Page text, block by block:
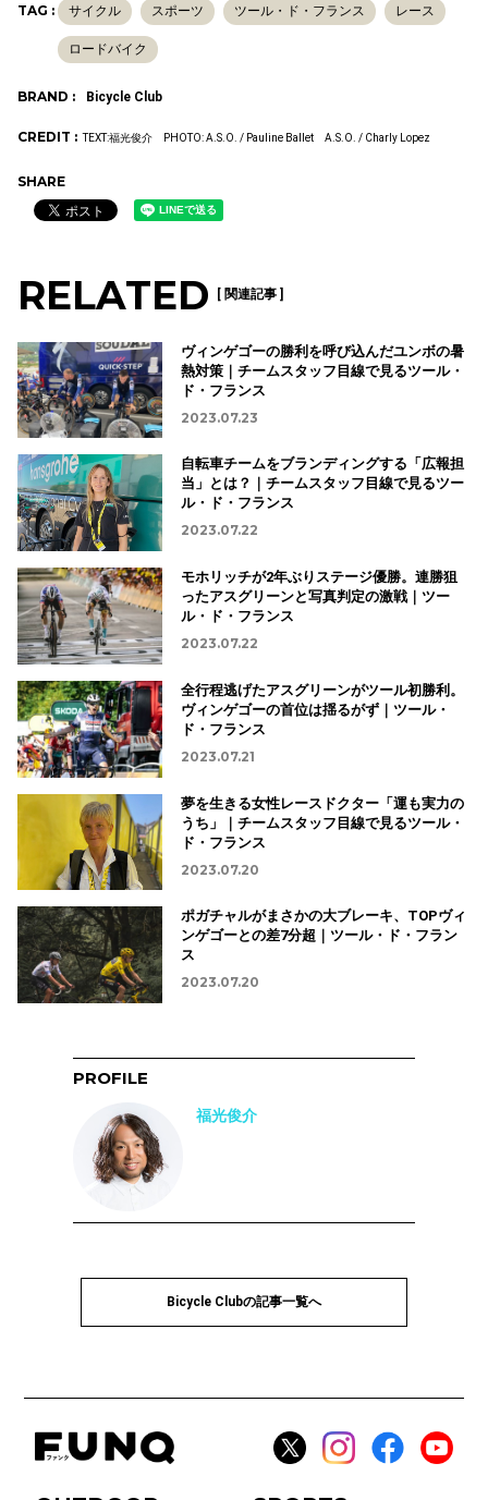
TAG : サイクル スポーツ ツール・ド・フランス レース
ロードバイク
BRAND : Bicycle Club
CREDIT : TEXT:福光俊介 PHOTO: A.S.O. / Pauline Ballet A.S.O. / Charly Lopez
SHARE
RELATED [ 関連記事 ]
ヴィンゲゴーの勝利を呼び込んだユンボの暑
熱対策｜チームスタッフ目線で見るツール・
ド・フランス
2023.07.23
自転車チームをブランディングする「広報担
当」とは？｜チームスタッフ目線で見るツー
ル・ド・フランス
2023.07.22
モホリッチが2年ぶりステージ優勝。連勝狙
ったアスグリーンと写真判定の激戦｜ツー
ル・ド・フランス
2023.07.22
全行程逃げたアスグリーンがツール初勝利。
ヴィンゲゴーの首位は揺るがず｜ツール・
ド・フランス
2023.07.21
夢を生きる女性レースドクター「運も実力の
うち」｜チームスタッフ目線で見るツール・
ド・フランス
2023.07.20
ポガチャルがまさかの大ブレーキ、TOPヴィ
ンゲゴーとの差7分超｜ツール・ド・フラン
ス
2023.07.20
PROFILE
福光俊介
Bicycle Clubの記事一覧へ